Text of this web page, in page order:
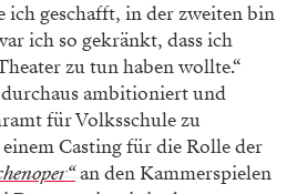
ich geschafft, in der zweiten bin
ich so gekränkt, dass ich
zu tun haben wollte.“
ambitioniert und
für Volksschule zu
Casting für die Rolle der
an den Kammerspielen